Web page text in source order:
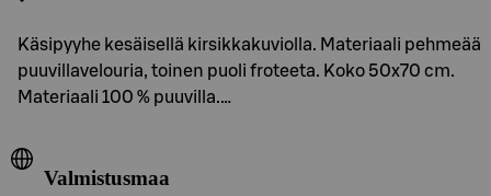
Käsipyyhe kesäisellä kirsikkakuviolla. Materiaali pehmeää
puuvillavelouria, toinen puoli froteeta. Koko 50x70 cm.
Materiaali 100 % puuvilla.…
Valmistusmaa